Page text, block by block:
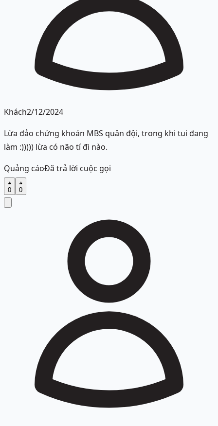
Khách2/12/2024
Lừa đảo chứng khoán MBS quân đội, trong khi tui đang
làm :))))) lừa có não tí đi nào.
Quảng cáoĐã trả lời cuộc gọi
0 0